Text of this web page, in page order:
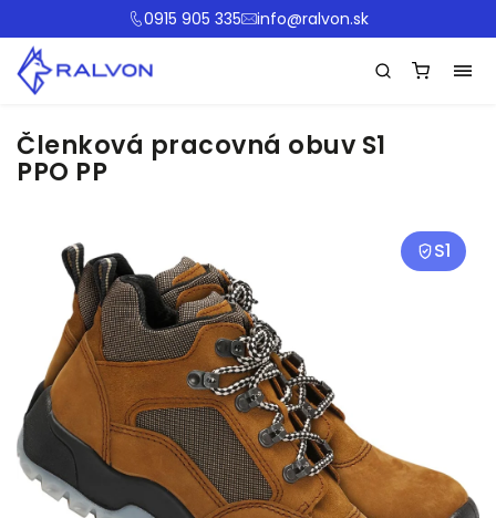
0915 905 335 info@ralvon.sk
Členková pracovná obuv S1
PPO PP
S1